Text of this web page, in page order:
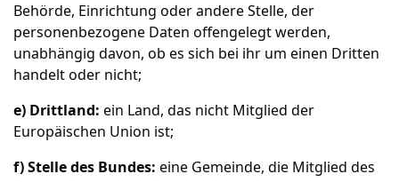
Behörde, Einrichtung oder andere Stelle, der
personenbezogene Daten offengelegt werden,
unabhängig davon, ob es sich bei ihr um einen Dritten
handelt oder nicht;
e) Drittland: ein Land, das nicht Mitglied der
Europäischen Union ist;
f) Stelle des Bundes: eine Gemeinde, die Mitglied des